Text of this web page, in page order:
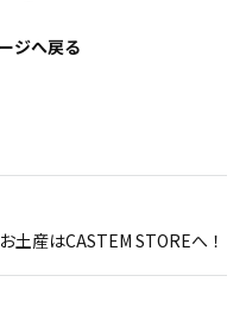
ジへ戻る
土産はCASTEM STOREへ！